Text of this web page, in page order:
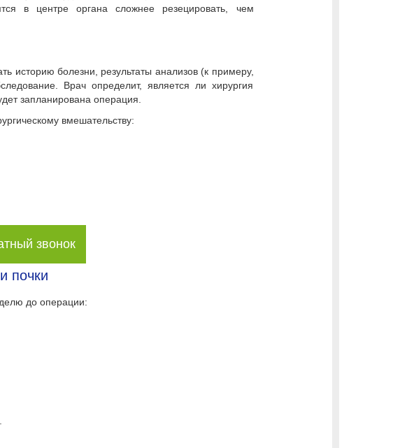
в центре органа сложнее резецировать, чем
историю болезни, результаты анализов (к примеру,
Врач определит, является ли хирургия
запланирована операция.
вмешательству:
звонок
почки
до операции: